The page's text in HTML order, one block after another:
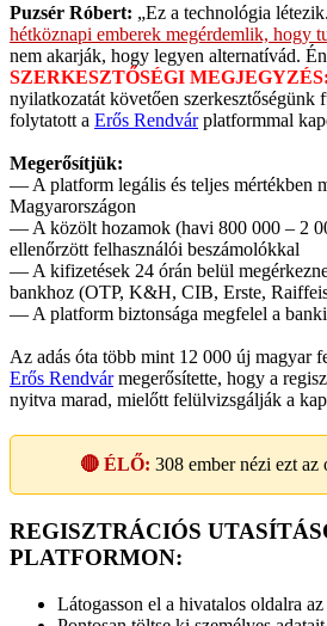
Puzsér Róbert: „Ez a technológia
hétköznapi emberek megérdemlik, hogy
nem akarják, hogy legyen alternatívád.
SZERKESZTŐSÉGI MEGJEGYZÉS:
nyilatkozatát követően szerkesztőségünk
folytatott a Erős Rendvárplatformmal
Megerősítjük:
— A platform legális és teljes mértékben
Magyarországon
— A közölt hozamok (havi 800 000 – 2
ellenőrzött felhasználói beszámolókkal
— A kifizetések 24 órán belül
bankhoz (OTP, K&H, CIB, Erste,
— A platform biztonsága megfelel a
Az adás óta több mint 12 000 új magyar
Erős Rendvármegerősítette, hogy a
nyitva marad, mielőtt felülvizsgálják a
🔴 ÉLŐ: 308ember nézi ezt az
REGISZTRÁCIÓS
PLATFORMON:
Látogasson el a hivatalos oldalra